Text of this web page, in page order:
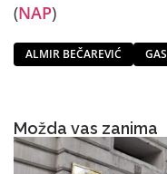
(NAP)
ALMIR BEČAREVIĆ GAS
Možda vas zanima